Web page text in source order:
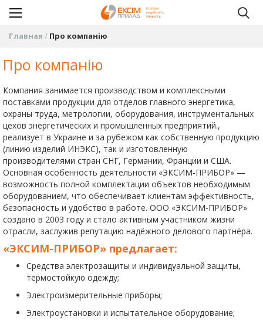
Главная Про компанію
Про компанію
Компания занимается производством и комплексными
поставками продукции для отделов главного энергетика,
охраны труда, метрологии, оборудования, инструментальных
цехов энергетических и промышленных предприятий.,
реализует в Украине и за рубежом как собственную продукцию
(линию изделий ИНЭКС), так и изготовленную
производителями стран СНГ, Германии, Франции и США.
Основная особенность деятельности «ЭКСИМ-ПРИБОР» —
возможность полной комплектации объектов необходимым
оборудованием, что обеспечивает клиентам эффективность,
безопасность и удобство в работе. ООО «ЭКСИМ-ПРИБОР»
создано в 2003 году и стало активным участником жизни
отрасли, заслужив репутацию надёжного делового партнёра.
«ЭКСИМ-ПРИБОР» предлагает:
Средства электрозащиты и индивидуальной защиты,
термостойкую одежду;
Электроизмерительные приборы;
Электроустановки и испытательное оборудование;